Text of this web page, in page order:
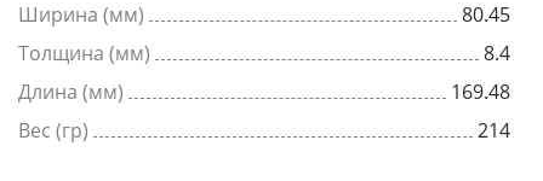
Ширина (мм)
80.45
Толщина (мм)
8.4
Длина (мм)
169.48
Вес (гр)
214